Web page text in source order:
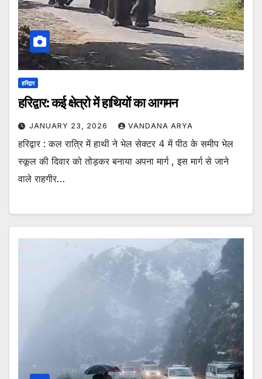
हरिद्वार
हरिद्वार: कई क्षेत्रो में हाथियों का आगमन
JANUARY 23, 2026 VANDANA ARYA
हरिद्वार : कल रात्रि में हाथी ने भेल सेक्टर 4 में पीठ के समीप भेल
स्कूल की दिवार को तोड़कर बनाया अपना मार्ग , इस मार्ग से जाने
वाले राहगीर…